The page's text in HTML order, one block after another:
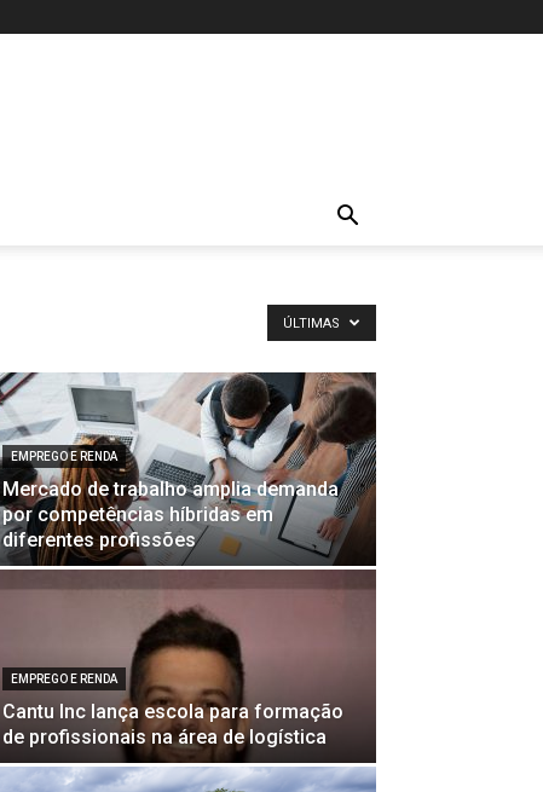
ÚLTIMAS
EMPREGO E RENDA
Mercado de trabalho amplia demanda
por competências híbridas em
diferentes profissões
EMPREGO E RENDA
Cantu Inc lança escola para formação
de profissionais na área de logística